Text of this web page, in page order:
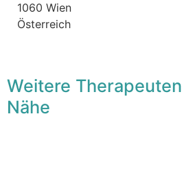
1060 Wien
Österreich
Weitere
Nähe